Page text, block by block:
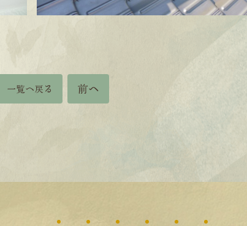
一覧へ戻る 前へ